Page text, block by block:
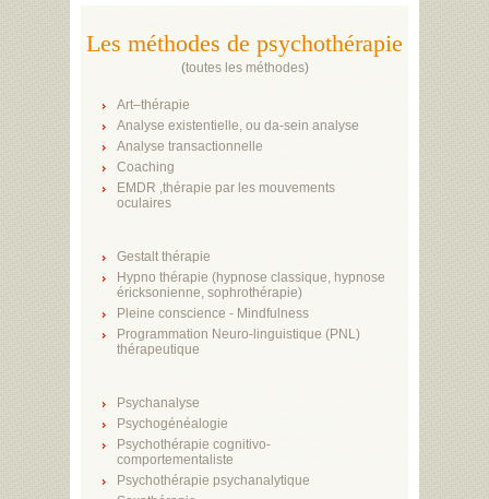
Les méthodes de psychothérapie
(toutes les méthodes)
Art–thérapie
Analyse existentielle, ou da-sein analyse
Analyse transactionnelle
Coaching
EMDR ,thérapie par les mouvements
oculaires
Gestalt thérapie
Hypno thérapie (hypnose classique, hypnose
éricksonienne, sophrothérapie)
Pleine conscience - Mindfulness
Programmation Neuro-linguistique (PNL)
thérapeutique
Psychanalyse
Psychogénéalogie
Psychothérapie cognitivo-
comportementaliste
Psychothérapie psychanalytique